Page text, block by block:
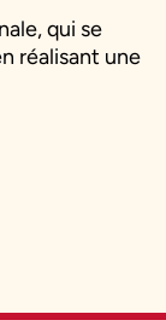
qui se
réalisant une